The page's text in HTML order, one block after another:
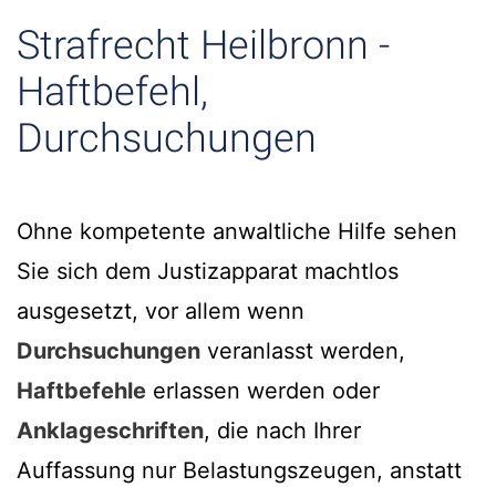
Strafrecht Heilbronn -
Haftbefehl,
Durchsuchungen
Ohne kompetente anwaltliche Hilfe sehen
Sie sich dem Justizapparat machtlos
ausgesetzt, vor allem wenn
Durchsuchungen veranlasst werden,
Haftbefehle erlassen werden oder
Anklageschriften, die nach Ihrer
Auffassung nur Belastungszeugen, anstatt